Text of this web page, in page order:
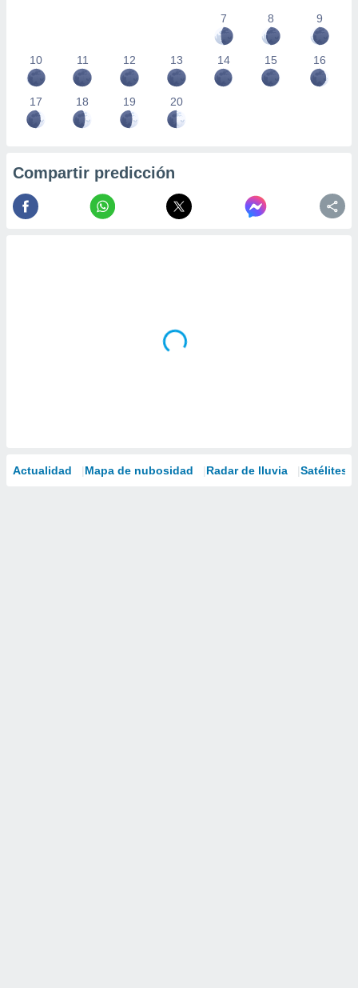
7
8 9
10 11 12 13 14 15 16
17 18 19 20
Compartir predicción
Actualidad Mapa de nubosidad Radar de lluvia Satélites